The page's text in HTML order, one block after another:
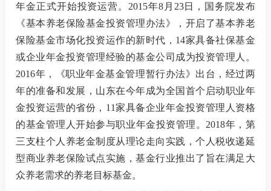
协会
年金正式开始投资运营。2015年8月23日，国务院发布
《基本养老保险基金投资管理办法》，开启了基本养老
保险基金市场化投资运作的新时代，14家具备社保基金
或企业年金投资管理经验的基金公司成为投资管理人。
2016年，《职业年金基金管理暂行办法》出台，经过两
年的准备和发展，山东在今年成为全国首个启动职业年
金投资运营的省份，11家具备企业年金投资管理人资格
的基金管理人开始参与职业年金投资管理。2018年，第
三支柱个人养老金制度从理论走向实践，个人税收递延
型商业养老保险试点实施，基金行业推出了旨在满足大
众养老需求的养老目标基金。